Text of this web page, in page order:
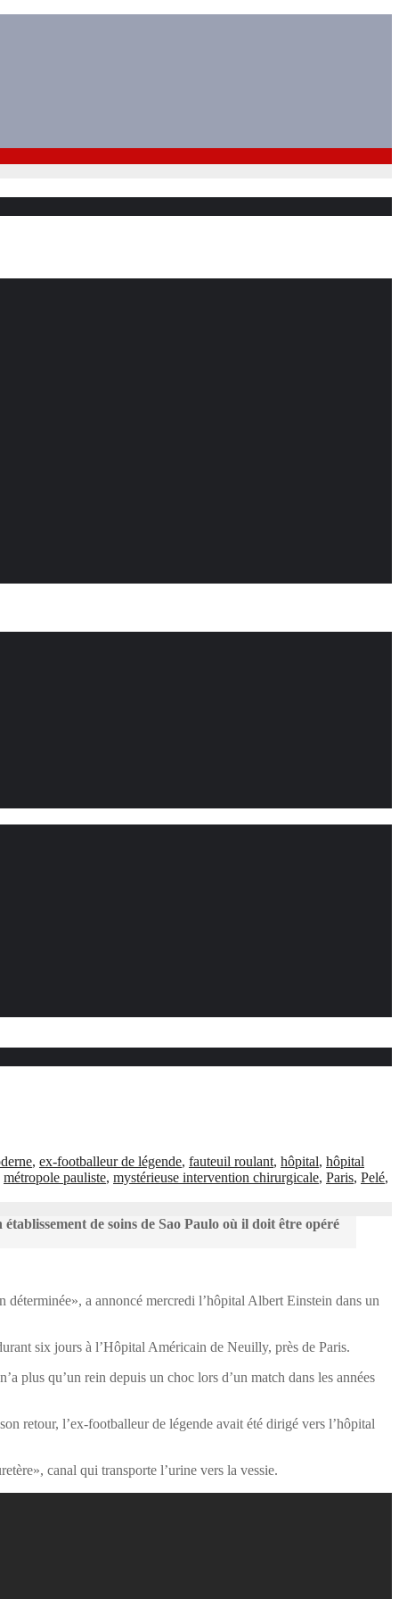
, ex-footballeur de légende, fauteuil roulant, hôpital, hôpital
métropole pauliste, mystérieuse intervention chirurgicale, Paris, Pelé,
de soins de Sao Paulo où il doit être opéré
déterminée», a annoncé mercredi l’hôpital Albert Einstein dans un
six jours à l’Hôpital Américain de Neuilly, près de Paris.
plus qu’un rein depuis un choc lors d’un match dans les années
retour, l’ex-footballeur de légende avait été dirigé vers l’hôpital
canal qui transporte l’urine vers la vessie.